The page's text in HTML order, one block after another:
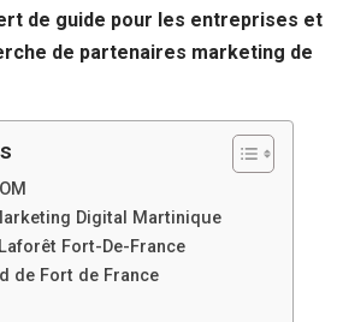
de guide pour les entreprises et
de partenaires marketing de
Digital Martinique
Fort-De-France
de Fort de France